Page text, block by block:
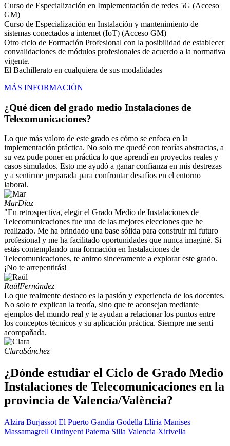
Curso de Especialización en Implementación de redes 5G (Acceso
GM)
Curso de Especialización en Instalación y mantenimiento de
sistemas conectados a internet (IoT) (Acceso GM)
Otro ciclo de Formación Profesional con la posibilidad de establecer
convalidaciones de módulos profesionales de acuerdo a la normativa
vigente.
El Bachillerato en cualquiera de sus modalidades
MÁS INFORMACIÓN
¿Qué dicen del grado medio Instalaciones de
Telecomunicaciones?
Lo que más valoro de este grado es cómo se enfoca en la
implementación práctica. No solo me quedé con teorías abstractas, a
su vez pude poner en práctica lo que aprendí en proyectos reales y
casos simulados. Esto me ayudó a ganar confianza en mis destrezas
y a sentirme preparada para confrontar desafíos en el entorno
laboral.
MarDíaz
"En retrospectiva, elegir el Grado Medio de Instalaciones de
Telecomunicaciones fue una de las mejores elecciones que he
realizado. Me ha brindado una base sólida para construir mi futuro
profesional y me ha facilitado oportunidades que nunca imaginé. Si
estás contemplando una formación en Instalaciones de
Telecomunicaciones, te animo sinceramente a explorar este grado.
¡No te arrepentirás!
RaúlFernández
Lo que realmente destaco es la pasión y experiencia de los docentes.
No solo te explican la teoría, sino que te aconsejan mediante
ejemplos del mundo real y te ayudan a relacionar los puntos entre
los conceptos técnicos y su aplicación práctica. Siempre me sentí
acompañada.
ClaraSánchez
¿Dónde estudiar el Ciclo de Grado Medio
Instalaciones de Telecomunicaciones en la
provincia de Valencia/València?
Alzira Burjassot El Puerto Gandia Godella Llíria Manises
Massamagrell Ontinyent Paterna Silla Valencia Xirivella